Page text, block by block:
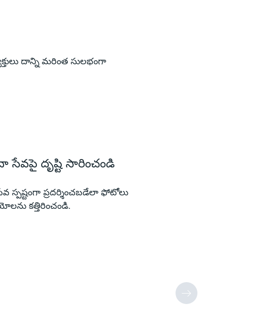
దాన్ని మరింత సులభంగా
సేవపై దృష్టి సారించండి
స్పష్టంగా ప్రదర్శించబడేలా ఫోటోలు
కత్తిరించండి.